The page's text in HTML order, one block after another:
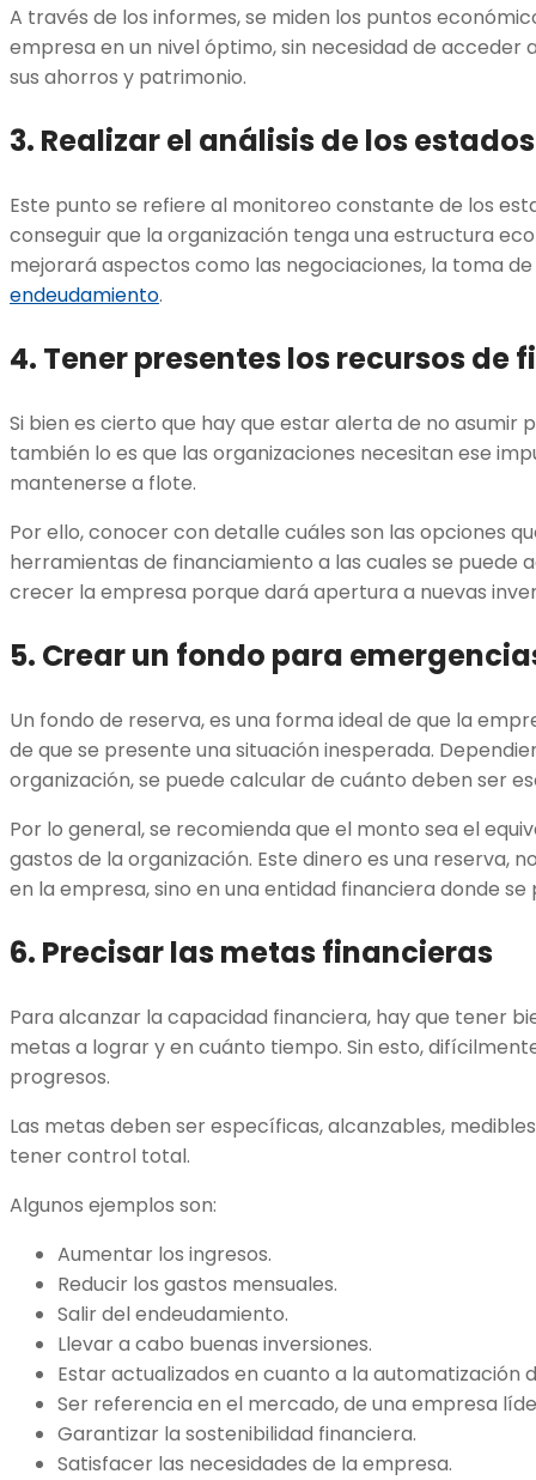
A través de los informes, se miden los puntos
empresa en un nivel óptimo, sin necesidad de
sus ahorros y patrimonio.
3. Realizar el análisis de los
Este punto se refiere al monitoreo constante de los
conseguir que la organización tenga una estructura
mejorará aspectos como las negociaciones, la toma
endeudamiento.
4. Tener presentes los recursos
Si bien es cierto que hay que estar alerta de no asumir
también lo es que las organizaciones necesitan ese
mantenerse a flote.
Por ello, conocer con detalle cuáles son las opciones
herramientas de financiamiento a las cuales se puede
crecer la empresa porque dará apertura a nuevas
5. Crear un fondo para
Un fondo de reserva, es una forma ideal de que la
de que se presente una situación inesperada.
organización, se puede calcular de cuánto deben ser
Por lo general, se recomienda que el monto sea el
gastos de la organización. Este dinero es una reserva,
en la empresa, sino en una entidad financiera donde
6. Precisar las metas financieras
Para alcanzar la capacidad financiera, hay que tener
metas a lograr y en cuánto tiempo. Sin esto,
progresos.
Las metas deben ser específicas, alcanzables,
tener control total.
Algunos ejemplos son:
Aumentar los ingresos.
Reducir los gastos mensuales.
Salir del endeudamiento.
Llevar a cabo buenas inversiones.
Estar actualizados en cuanto a la automatización
Ser referencia en el mercado, de una empresa
Garantizar la sostenibilidad financiera.
Satisfacer las necesidades de la empresa.